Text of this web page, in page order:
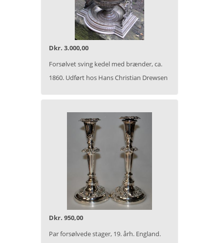
Dkr. 3.000,00
Forsølvet sving kedel med brænder, ca.
1860. Udført hos Hans Christian Drewsen
Dkr. 950,00
Par forsølvede stager, 19. årh. England.